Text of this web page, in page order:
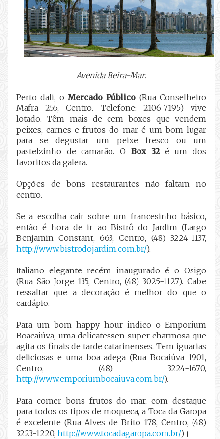
Avenida Beira-Mar.
Perto dali, o Mercado Público (Rua Conselheiro
Mafra 255, Centro. Telefone: 2106-7195) vive
lotado. Têm mais de cem boxes que vendem
peixes, carnes e frutos do mar é um bom lugar
para se degustar um peixe fresco ou um
pastelzinho de camarão. O Box 32é um dos
favoritos da galera.
Opções de bons restaurantes não faltam no
centro.
Se a escolha cair sobre um francesinho básico,
então é hora de ir ao Bistrô do Jardim (Largo
Benjamin Constant, 663, Centro, (48) 3224-1137,
http://www.bistrodojardim.com.br/).
Italiano elegante recém inaugurado é o Osigo
(Rua São Jorge 135, Centro, (48) 3025-1127). Cabe
ressaltar que a decoração é melhor do que o
cardápio.
Para um bom happy hour indico o Emporium
Boacaiúva, uma delicatessen super charmosa que
agita os finais de tarde catarinenses. Tem iguarias
deliciosas e uma boa adega (Rua Bocaiúva 1901,
Centro, (48) 3224-1670,
http://www.emporiumbocaiuva.com.br/).
Para comer bons frutos do mar, com destaque
para todos os tipos de moqueca, a Toca da Garopa
é excelente (Rua Alves de Brito 178, Centro, (48)
3223-1220,http://www.tocadagaropa.com.br/)।